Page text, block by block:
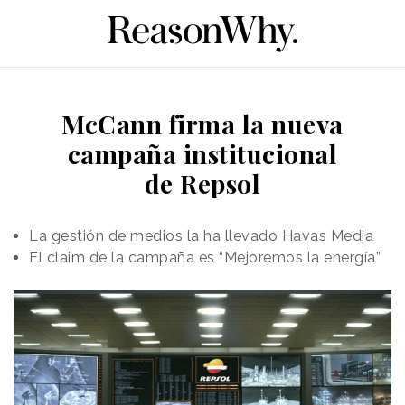
McCann firma la nueva
campaña institucional
de Repsol
La gestión de medios la ha llevado Havas Media
El claim de la campaña es “Mejoremos la energía”